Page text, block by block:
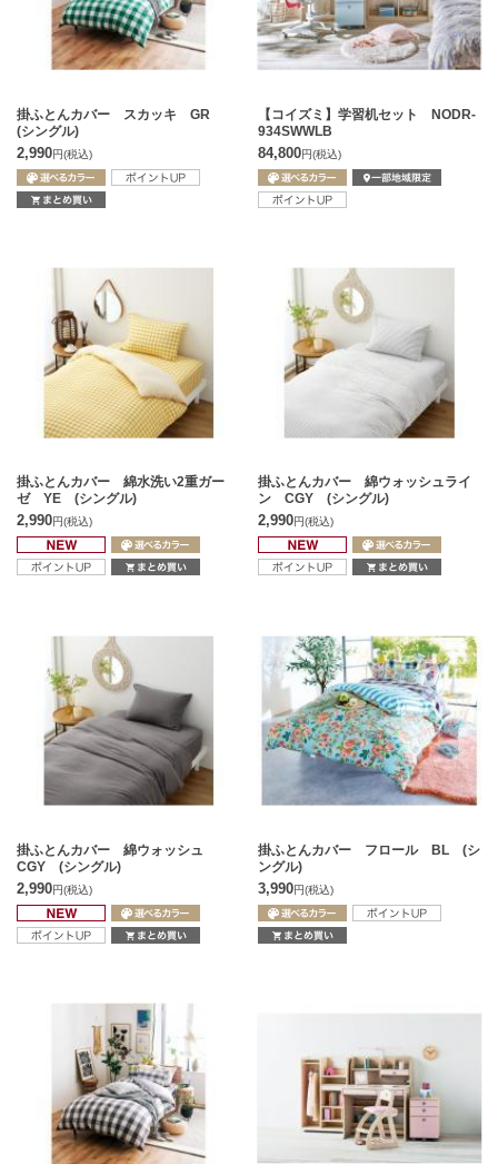
掛ふとんカバー スカッキ GR
(シングル)
2,990円(税込)
【コイズミ】学習机セット NODR-
934SWWLB
84,800円(税込)
掛ふとんカバー 綿水洗い2重ガー
ゼ YE (シングル)
2,990円(税込)
掛ふとんカバー 綿ウォッシュライ
ン CGY (シングル)
2,990円(税込)
掛ふとんカバー 綿ウォッシュ
CGY (シングル)
2,990円(税込)
掛ふとんカバー フロール BL (シ
ングル)
3,990円(税込)